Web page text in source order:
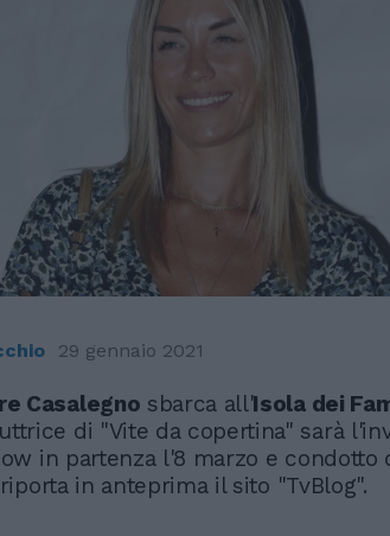
29 gennaio 2021
Casalegno sbarca all'Isola dei
di "Vite da copertina" sarà
in partenza l'8 marzo e condotto
in anteprima il sito "TvBlog".